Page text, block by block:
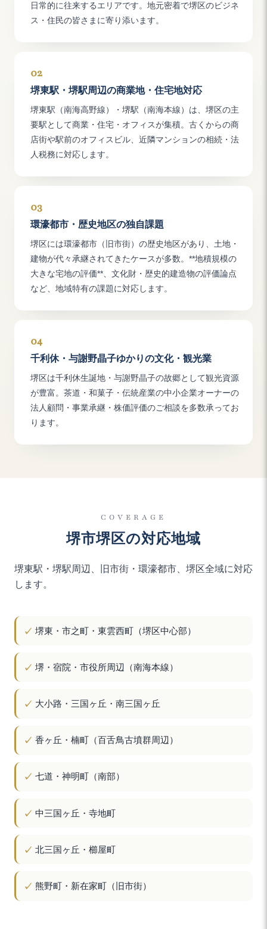
日常的に往来するエリアです。地元密着で堺区のビジネ
ス・住民の皆さまに寄り添います。
02
堺東駅・堺駅周辺の商業地・住宅地対応
堺東駅（南海高野線）・堺駅（南海本線）は、堺区の主
要駅として商業・住宅・オフィスが集積。古くからの商
店街や駅前のオフィスビル、近隣マンションの相続・法
人税務に対応します。
03
環濠都市・歴史地区の独自課題
堺区には環濠都市（旧市街）の歴史地区があり、土地・
建物が代々承継されてきたケースが多数。**地積規模の
大きな宅地の評価**、文化財・歴史的建造物の評価論点
など、地域特有の課題に対応します。
04
千利休・与謝野晶子ゆかりの文化・観光業
堺区は千利休生誕地・与謝野晶子の故郷として観光資源
が豊富。茶道・和菓子・伝統産業の中小企業オーナーの
法人顧問・事業承継・株価評価のご相談を多数承ってお
ります。
COVERAGE
堺市堺区の対応地域
堺東駅・堺駅周辺、旧市街・環濠都市、堺区全域に対応
します。
堺東・市之町・東雲西町（堺区中心部）
堺・宿院・市役所周辺（南海本線）
大小路・三国ヶ丘・南三国ヶ丘
香ヶ丘・楠町（百舌鳥古墳群周辺）
七道・神明町（南部）
中三国ヶ丘・寺地町
北三国ヶ丘・櫛屋町
熊野町・新在家町（旧市街）